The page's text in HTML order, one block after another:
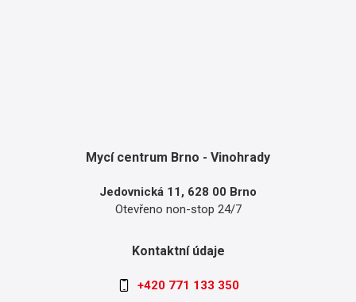
Mycí centrum Brno - Vinohrady
Jedovnická 11, 628 00 Brno
Otevřeno non-stop 24/7
Kontaktní údaje
+420 771 133 350